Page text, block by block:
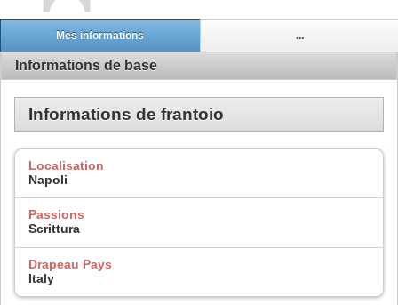
Mes informations ...
Informations de base
Informations de frantoio
Localisation
Napoli
Passions
Scrittura
Drapeau Pays
Italy